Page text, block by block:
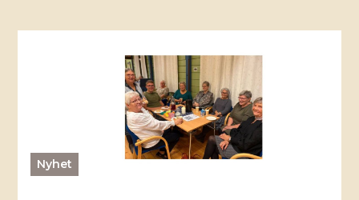
Nyhet